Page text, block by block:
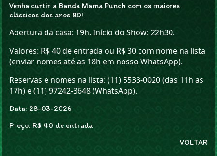
Venha curtir a Banda Mama Punch com os maiores
clássicos dos anos 80!
Abertura da casa: 19h. Início do Show: 22h30.
Valores: R$ 40 de entrada ou R$ 30 com nome na lista
(enviar nomes até as 18h em nosso WhatsApp).
Reservas e nomes na lista: (11) 5533-0020 (das 11h as
17h) e (11) 97242-3648 (WhatsApp).
Data: 28-03-2026
Preço: R$ 40 de entrada
VOLTAR